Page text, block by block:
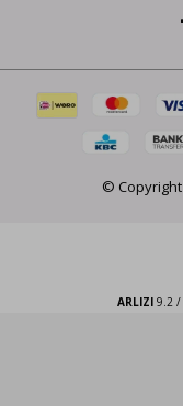
© Copyright
ARLIZI9.2 /